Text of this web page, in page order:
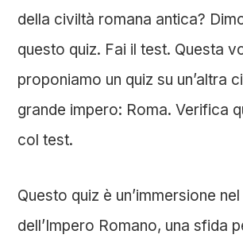
della civiltà romana antica?
questo quiz. Fai il test. Questa
proponiamo un quiz su un’altra
grande impero: Roma. Verifica
col test.
Questo quiz è un’immersione
dell’Impero Romano, una sfida